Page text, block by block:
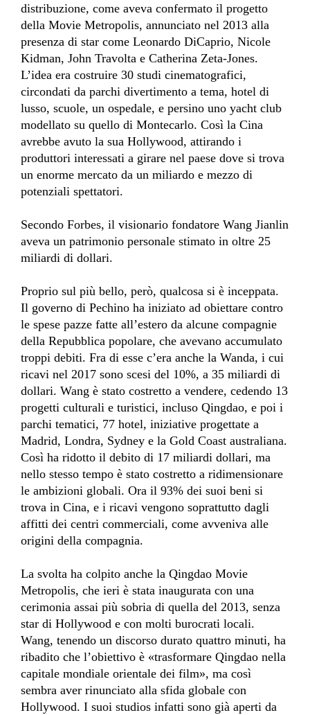
distribuzione, come aveva confermato il progetto
della Movie Metropolis, annunciato nel 2013 alla
presenza di star come Leonardo DiCaprio, Nicole
Kidman, John Travolta e Catherina Zeta-Jones.
L’idea era costruire 30 studi cinematografici,
circondati da parchi divertimento a tema, hotel di
lusso, scuole, un ospedale, e persino uno yacht club
modellato su quello di Montecarlo. Così la Cina
avrebbe avuto la sua Hollywood, attirando i
produttori interessati a girare nel paese dove si trova
un enorme mercato da un miliardo e mezzo di
potenziali spettatori.
Secondo Forbes, il visionario fondatore Wang Jianlin
aveva un patrimonio personale stimato in oltre 25
miliardi di dollari.
Proprio sul più bello, però, qualcosa si è inceppata.
Il governo di Pechino ha iniziato ad obiettare contro
le spese pazze fatte all’estero da alcune compagnie
della Repubblica popolare, che avevano accumulato
troppi debiti. Fra di esse c’era anche la Wanda, i cui
ricavi nel 2017 sono scesi del 10%, a 35 miliardi di
dollari. Wang è stato costretto a vendere, cedendo 13
progetti culturali e turistici, incluso Qingdao, e poi i
parchi tematici, 77 hotel, iniziative progettate a
Madrid, Londra, Sydney e la Gold Coast australiana.
Così ha ridotto il debito di 17 miliardi dollari, ma
nello stesso tempo è stato costretto a ridimensionare
le ambizioni globali. Ora il 93% dei suoi beni si
trova in Cina, e i ricavi vengono soprattutto dagli
affitti dei centri commerciali, come avveniva alle
origini della compagnia.
La svolta ha colpito anche la Qingdao Movie
Metropolis, che ieri è stata inaugurata con una
cerimonia assai più sobria di quella del 2013, senza
star di Hollywood e con molti burocrati locali.
Wang, tenendo un discorso durato quattro minuti, ha
ribadito che l’obiettivo è «trasformare Qingdao nella
capitale mondiale orientale dei film», ma così
sembra aver rinunciato alla sfida globale con
Hollywood. I suoi studios infatti sono già aperti da